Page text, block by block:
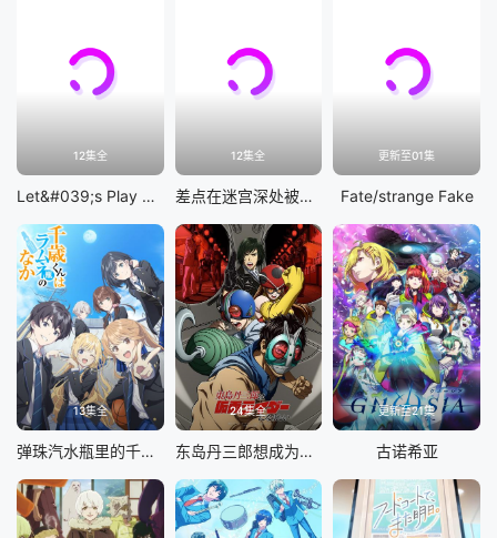
12集全
Let&#039;s Play 充满挑战的人生
12集全
差点在迷宫深处被信任的伙伴杀掉，但靠着天赐技能「无限扭蛋」获得等级9999的伙伴，我要向前队友和世界展开复仇&amp;「给他们好看！」
更新至01集
Fate/strange Fake
13集全
弹珠汽水瓶里的千岁同学
24集全
东岛丹三郎想成为假面骑士
更新至21集
古诺希亚